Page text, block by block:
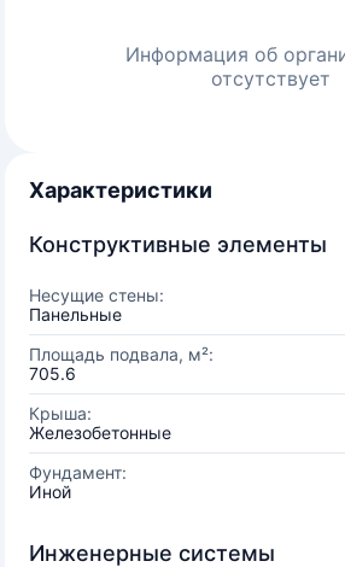
Информация об
отсутствует
Характеристики
Конструктивные элементы
Несущие стены:
Панельные
Площадь подвала, м²:
705.6
Крыша:
Железобетонные
Фундамент:
Иной
Инженерные системы